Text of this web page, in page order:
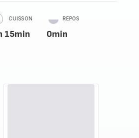
CUISSON
15min
REPOS
0min